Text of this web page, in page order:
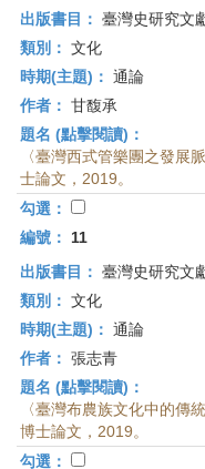
出版書目： 臺灣史研究文
類別： 文化
時期(主題)： 通論
作者： 甘馥承
題名 (點擊閱讀)：
〈臺灣西式管樂團之發展
士論文，2019。
勾選：
編號：
11
出版書目： 臺灣史研究文
類別： 文化
時期(主題)： 通論
作者： 張志青
題名 (點擊閱讀)：
〈臺灣布農族文化中的傳
博士論文，2019。
勾選：